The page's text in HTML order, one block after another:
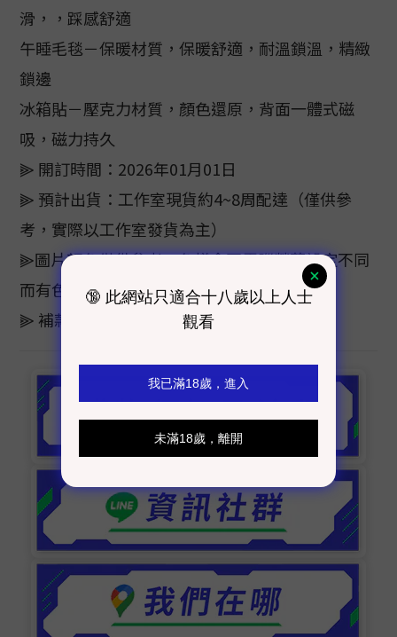
滑，，踩感舒適
午睡毛毯－保暖材質，保暖舒適，耐溫鎖溫，精緻
鎖邊
冰箱貼－壓克力材質，顏色還原，背面一體式磁
吸，磁力持久
⫸ 開訂時間：2026年01月01日
⫸ 預計出貨：工作室現貨約4~8周配達（僅供參
考，實際以工作室發貨為主）
⫸圖片顏色僅供參考，色樣會因電腦螢幕設定不同
而有色差，顏色以實際商品為主
⫸ 補款日期：2026年03月12日